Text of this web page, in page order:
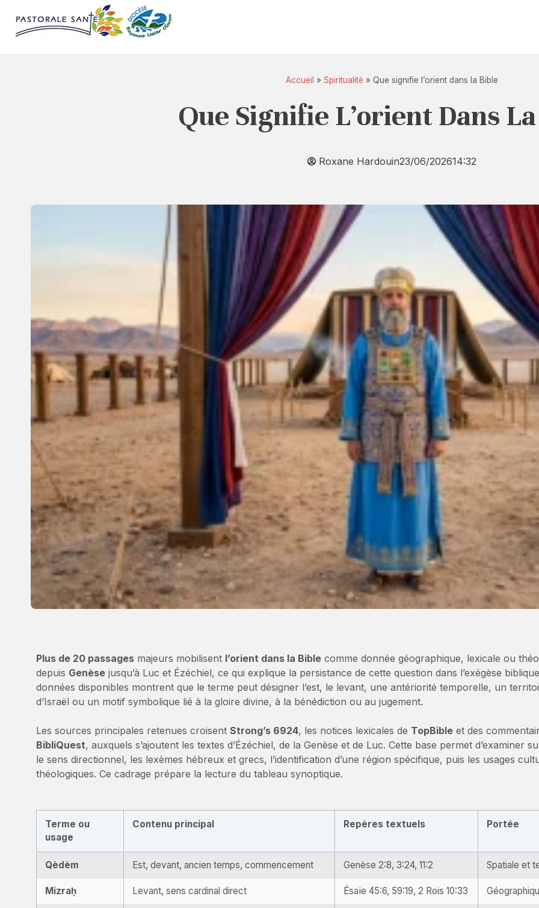
Accueil » Spiritualité » Que signifie l’orient dans la Bible
Que Signifie L’orient Dans
Roxane Hardouin23/06/202614:32
Plus de 20 passages majeurs mobilisent l’orient dans la Bible comme donnée géographique, lexicale ou
depuis Genèse jusqu’à Luc et Ézéchiel, ce qui explique la persistance de cette question dans l’exégèse
données disponibles montrent que le terme peut désigner l’est, le levant, une antériorité temporelle, un
d’Israël ou un motif symbolique lié à la gloire divine, à la bénédiction ou au jugement.
Les sources principales retenues croisent Strong’s 6924, les notices lexicales de TopBible et des
BibliQuest, auxquels s’ajoutent les textes d’Ézéchiel, de la Genèse et de Luc. Cette base permet d’examiner
le sens directionnel, les lexèmes hébreux et grecs, l’identification d’une région spécifique, puis les usages
théologiques. Ce cadrage prépare la lecture du tableau synoptique.
Terme ou
usage
Contenu principal Repères textuels Portée
Qèdèm Est, devant, ancien temps, commencement Genèse 2:8, 3:24, 11:2 Spatiale et
Mizraḥ Levant, sens cardinal direct Ésaïe 45:6, 59:19, 2 Rois 10:33